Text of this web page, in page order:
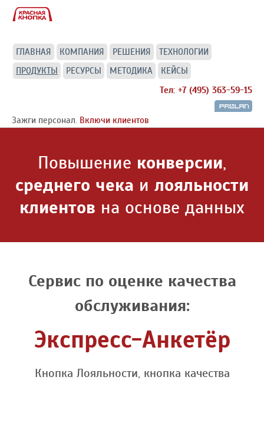
ГЛАВНАЯ КОМПАНИЯ РЕШЕНИЯ
ТЕХНОЛОГИИ
ПРОДУКТЫ
РЕСУРСЫ МЕТОДИКА
КЕЙСЫ
Тел: +7 (495) 363-59-15
Зажги персонал. Включи клиентов
Повышение конверсии,
среднего чека и лояльности
клиентов на основе данных
Сервис по оценке качества
обслуживания:
Экспресс-Анкетёр
Кнопка Лояльности, кнопка качества